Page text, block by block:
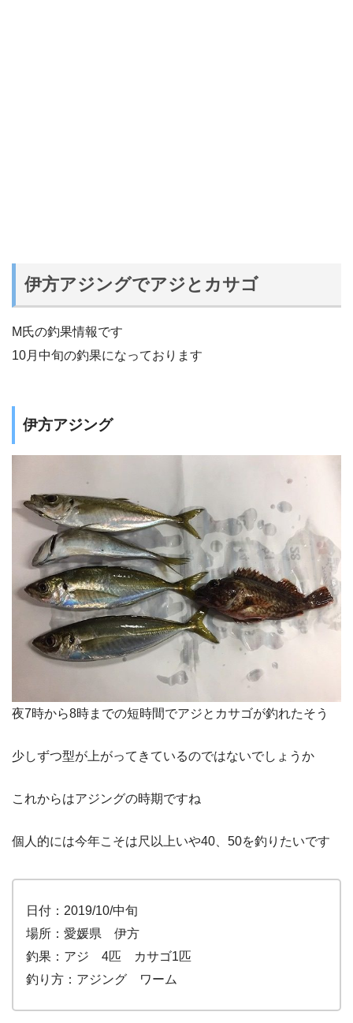
伊方アジングでアジとカサゴ
M氏の釣果情報です
10月中旬の釣果になっております
伊方アジング
夜7時から8時までの短時間でアジとカサゴが釣れたそう
少しずつ型が上がってきているのではないでしょうか
これからはアジングの時期ですね
個人的には今年こそは尺以上いや40、50を釣りたいです
日付：2019/10/中旬
場所：愛媛県 伊方
釣果：アジ 4匹 カサゴ1匹
釣り方：アジング ワーム